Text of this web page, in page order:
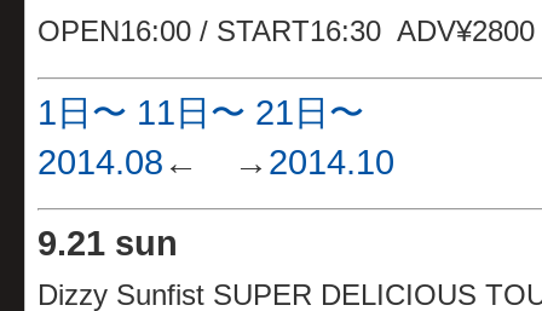
OPEN16:00 / START16:30
1日〜 11日〜 21日〜
2014.08 ← → 2014.10
9.21 sun
Dizzy Sunfist SUPER DELICIOUS